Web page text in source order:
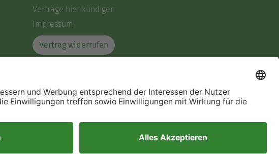
Verträge hier kündigen
Impressum
Vertrag widerrufen